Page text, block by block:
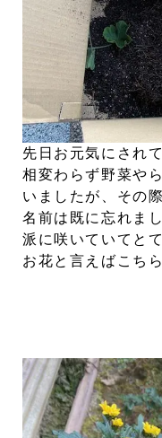
先日お元気にされ
相変わらず野菜や
いましたが、その
名前は既に忘れま
派に咲いていてと
お花と言えばこちら